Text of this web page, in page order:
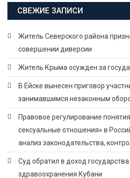
СВЕЖИЕ ЗАПИСИ
Житель Северского района
совершении диверсии
Житель Крыма осужден за
В Ейске вынесен приговор
занимавшимся незаконным
Правовое регулирование
сексуальные отношения» в
анализ законодательства,
Суд обратил в доход
здравоохранения Кубани